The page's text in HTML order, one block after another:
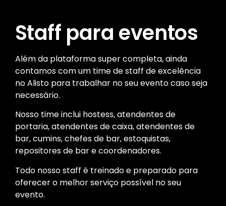
Staff para eventos
Além da plataforma super completa, ainda
contamos com um time de staff de excelência
no Alisto para trabalhar no seu evento caso seja
necessário.
Nosso time inclui hostess, atendentes de
portaria, atendentes de caixa, atendentes de
bar, cumins, chefes de bar, estoquistas,
repositores de bar e coordenadores.
Todo nosso staff é treinado e preparado para
oferecer o melhor serviço possível no seu
evento.